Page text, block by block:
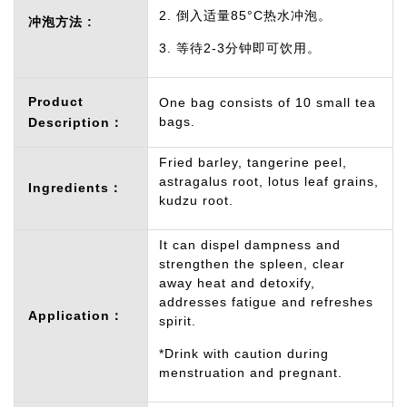
冲泡方法 : 2. 倒入适量85°C热水冲泡。
3. 等待2-3分钟即可饮用。
Product
Description：
One bag consists of 10 small tea
bags.
Ingredients：
Fried barley, tangerine peel,
astragalus root, lotus leaf grains,
kudzu root.
Application：
It can dispel dampness and
strengthen the spleen, clear
away heat and detoxify,
addresses fatigue and refreshes
spirit.
*Drink with caution during
menstruation and pregnant.